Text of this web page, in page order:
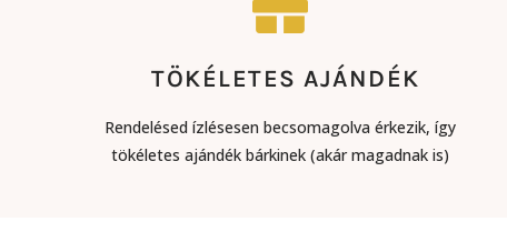
TÖKÉLETES AJÁNDÉK
Rendelésed ízlésesen becsomagolva érkezik, így
tökéletes ajándék bárkinek (akár magadnak is)